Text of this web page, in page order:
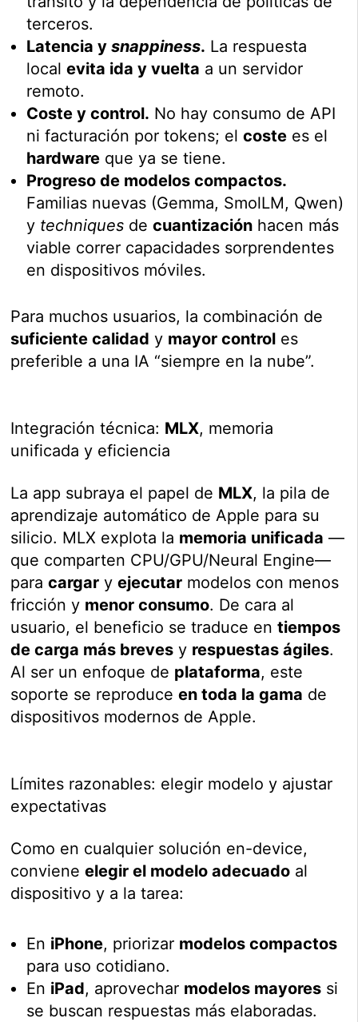
terceros.
Latencia ysnappiness. La respuesta
localevita ida y vuelta a un servidor
remoto.
Coste y control. No hay consumo de API
ni facturación por tokens; elcoste es el
hardware que ya se tiene.
Progreso de modelos compactos.
Familias nuevas (Gemma, SmolLM, Qwen)
y techniques decuantización hacen más
viable correr capacidades sorprendentes
en dispositivos móviles.
Para muchos usuarios, la combinación de
suficiente calidad y mayor control es
preferible a una IA “siempre en la nube”.
Integración técnica: MLX, memoria
unificada y eficiencia
La app subraya el papel de MLX, la pila de
aprendizaje automático de Apple para su
silicio. MLX explota la memoria unificada —
que comparten CPU/GPU/Neural Engine—
paracargar yejecutar modelos con menos
fricción y menor consumo. De cara al
usuario, el beneficio se traduce entiempos
de carga más breves y respuestas ágiles.
Al ser un enfoque de plataforma, este
soporte se reproduceen toda la gama de
dispositivos modernos de Apple.
Límites razonables: elegir modelo y ajustar
expectativas
Como en cualquier solución en-device,
convieneelegir el modelo adecuado al
dispositivo y a la tarea:
En iPhone, priorizar modelos compactos
para uso cotidiano.
En iPad, aprovechar modelos mayores si
se buscan respuestas más elaboradas.